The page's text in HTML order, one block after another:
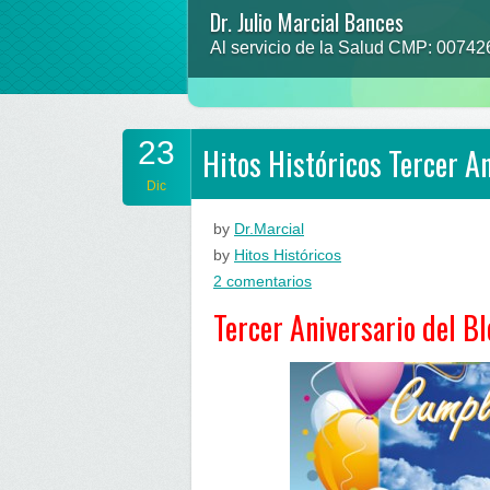
Dr. Julio Marcial Bances
Al servicio de la Salud CMP:
Prevenir para no lamentar
“que la comida sea tu alimento y el
23
Dic Hitos Históricos Tercer
by Dr.Marcial
by Hitos Históricos
2 comentariosen
Históricos
Tercer
Aniversario
Tercer Aniversario del